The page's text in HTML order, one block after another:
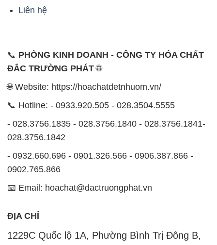
Liên hệ
📞 PHÒNG KINH DOANH - CÔNG TY HÓA CHẤT
ĐẮC TRƯỜNG PHÁT🌐
🌐 Website: https://hoachatdetnhuom.vn/
📞 Hotline: - 0933.920.505 - 028.3504.5555
- 028.3756.1835 - 028.3756.1840 - 028.3756.1841-
028.3756.1842
- 0932.660.696 - 0901.326.566 - 0906.387.866 -
0902.765.866
📧 Email: hoachat@dactruongphat.vn
ĐỊA CHỈ
1229C Quốc lộ 1A, Phường Bình Trị Đông B,